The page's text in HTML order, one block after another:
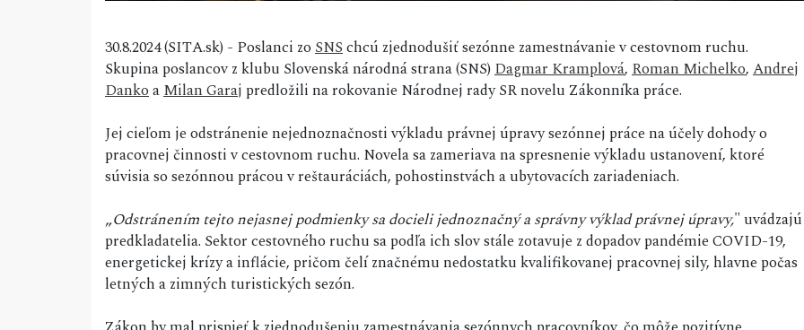
30.8.2024 (SITA.sk) - Poslanci zoSNSchcú zjednodušiť sezónne zamestnávanie v cestovnom ruchu.
Skupina poslancov z klubu Slovenská národná strana (SNS)Dagmar Kramplová,Roman Michelko,Andrej
DankoaMilan Garaj predložili na rokovanie Národnej rady SR novelu Zákonníka práce.
Jej cieľom je odstránenie nejednoznačnosti výkladu právnej úpravy sezónnej práce na účely dohody o
pracovnej činnosti v cestovnom ruchu. Novela sa zameriava na spresnenie výkladu ustanovení, ktoré
súvisia so sezónnou prácou v reštauráciách, pohostinstvách a ubytovacích zariadeniach.
„Odstránením tejto nejasnej podmienky sa docieli jednoznačný a správny výklad právnej úpravy," uvádzajú
predkladatelia. Sektor cestovného ruchu sa podľa ich slov stále zotavuje z dopadov pandémie COVID-19,
energetickej krízy a inflácie, pričom čelí značnému nedostatku kvalifikovanej pracovnej sily, hlavne počas
letných a zimných turistických sezón.